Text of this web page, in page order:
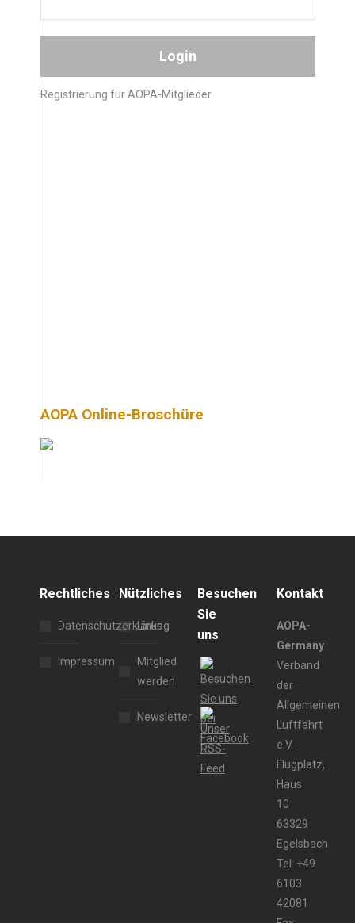
Registrierung für AOPA-Mitglieder
AOPA Online-Broschüre
Rechtliches
Datenschutzerklärung
Impressum
Nützliches
Links
Mitglied
werden
Newsletter
Besuchen
Sie
uns
Kontakt
AOPA-
Germany
Verband
der
Allgemeinen
Luftfahrt
e.V.
Flugplatz,
Haus
10
63329
Egelsbach
Tel: +49
6103
42081